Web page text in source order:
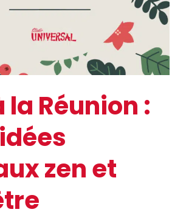
la Réunion :
zen et